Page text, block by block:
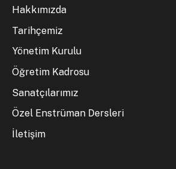
Hakkımızda
Tarihçemiz
Yönetim Kurulu
Öğretim Kadrosu
Sanatçılarımız
Özel Enstrüman Dersleri
İletişim